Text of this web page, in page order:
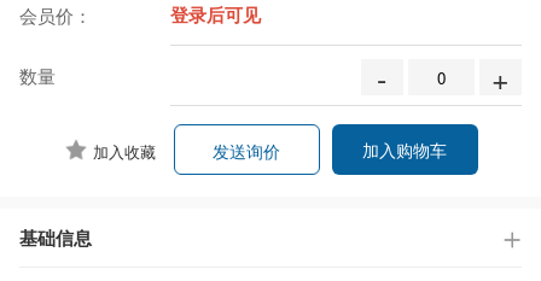
会员价： 登录后可见
数量 - +
加入收藏 加入购物车
发送询价
基础信息